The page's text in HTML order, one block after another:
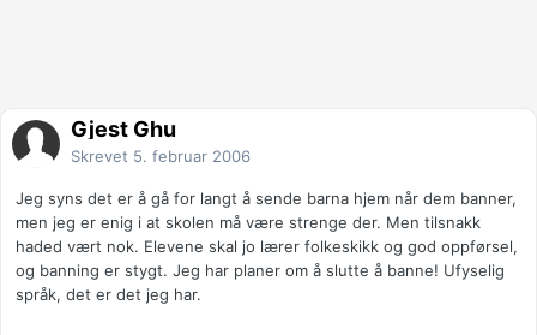
Gjest Ghu
Skrevet 5. februar 2006
Jeg syns det er å gå for langt å sende barna hjem når dem banner,
men jeg er enig i at skolen må være strenge der. Men tilsnakk
haded vært nok. Elevene skal jo lærer folkeskikk og god oppførsel,
og banning er stygt. Jeg har planer om å slutte å banne! Ufyselig
språk, det er det jeg har.